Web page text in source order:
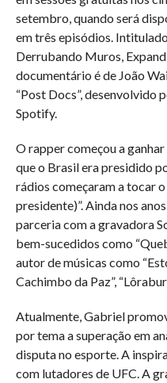
setembro, quando será
em três episódios.
Derrubando Muros,
documentário é de João
“Post Docs”, desenvolvido
Spotify.
O rapper começou a
que o Brasil era presidido
rádios começaram a tocar
presidente)”. Ainda nos
parceria com a gravadora
bem-sucedidos como
autor de músicas como
Cachimbo da Paz”,
Atualmente, Gabriel
por tema a superação em
disputa no esporte. A
com lutadores de UFC. A